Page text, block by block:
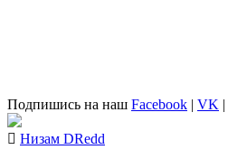
Подпишись на наш Facebook | VK |
Низам DRedd